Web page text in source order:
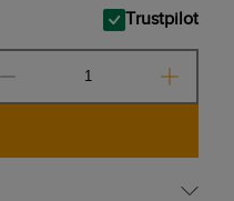
Trustpilot